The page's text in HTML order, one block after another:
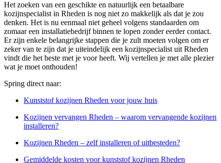
Het zoeken van een geschikte en natuurlijk een betaalbare
kozijnspecialist in Rheden is nog niet zo makkelijk als dat je zou
denken. Het is nu eenmaal niet geheel volgens standaarden om
zomaar een installatiebedrijf binnen te lopen zonder eerder contact.
Er zijn enkele belangrijke stappen die je zult moeten volgen om er
zeker van te zijn dat je uiteindelijk een kozijnspecialist uit Rheden
vindt die het beste met je voor heeft. Wij vertellen je met alle plezier
wat je moet onthouden!
Spring direct naar:
Kunststof kozijnen Rheden voor jouw huis
Kozijnen vervangen Rheden – waarom vervangende kozijnen
installeren?
Kozijnen Rheden – zelf installeren of uitbesteden?
Gemiddelde kosten voor kunststof kozijnen Rheden